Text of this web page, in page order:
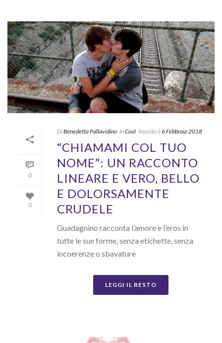
0
0
DiBenedetta Pallavidino InCool Inserito il6 Febbraio 2018
“CHIAMAMI COL TUO
NOME”: UN RACCONTO
LINEARE E VERO, BELLO
E DOLORSAMENTE
CRUDELE
Guadagnino racconta l’amore e l’eros in
tutte le sue forme, senza etichette, senza
incoerenze o sbavature
LEGGI IL RESTO